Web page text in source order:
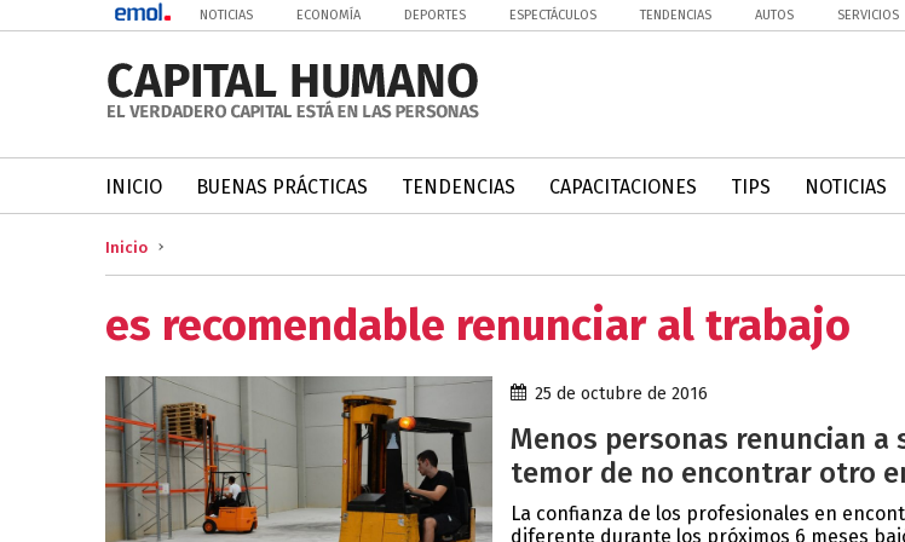
NOTICIAS ECONOMÍA DEPORTES ESPECTÁCULOS TENDENCIAS AUTOS SERVICIOS
INICIO BUENAS PRÁCTICAS TENDENCIAS CAPACITACIONES TIPS NOTICIAS
Inicio
es recomendable renunciar al trabajo
25 de octubre de 2016
Menos personas renuncian a
temor de no encontrar otro
La confianza de los profesionales en
diferente durante los próximos 6 meses